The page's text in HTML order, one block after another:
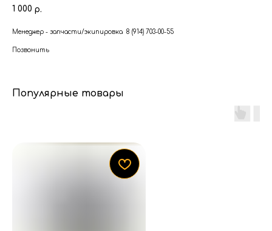
1 000 р.
Менеджер - запчасти/экипировка 8 (914) 703-00-55
Позвонить
Популярные товары